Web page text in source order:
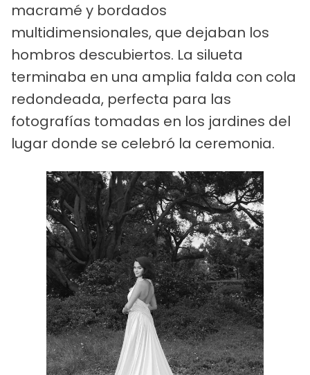
macramé y bordados
multidimensionales, que dejaban los
hombros descubiertos. La silueta
terminaba en una amplia falda con cola
redondeada, perfecta para las
fotografías tomadas en los jardines del
lugar donde se celebró la ceremonia.